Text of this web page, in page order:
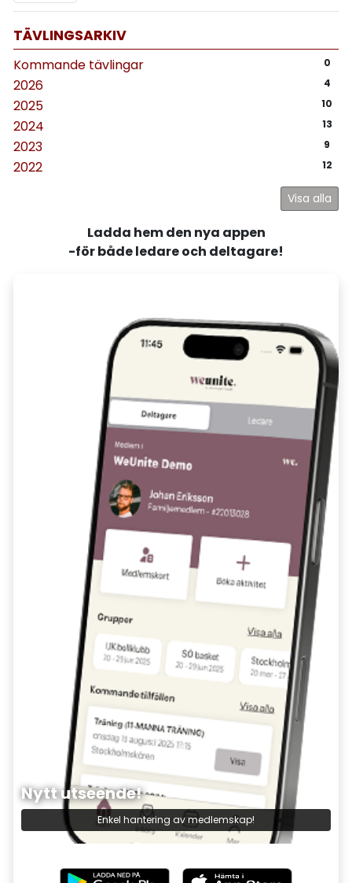
TÄVLINGSARKIV
Kommande tävlingar 0
2026 4
2025 10
2024 13
2023 9
2022 12
Visa alla
Ladda hem den nya appen
-för både ledare och deltagare!
Nytt utseende!
Enkel hantering av medlemskap!